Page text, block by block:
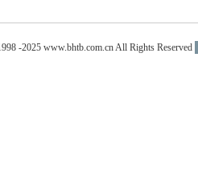
-2025 www.bhtb.com.cn All Rights Reserved